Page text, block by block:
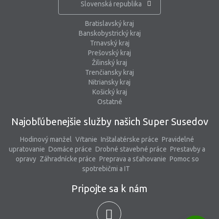
Slovenská republika
Bratislavský kraj
Banskobystrický kraj
Trnavský kraj
Prešovský kraj
Žilinský kraj
Trenčiansky kraj
Nitriansky kraj
Košický kraj
Ostatné
Najobľúbenejšie služby našich Super Susedov
Hodinový manžel Vŕtanie Inštalatérske práce Pravidelné
upratovanie Domáce práce Drobné stavebné práce Prestavby a
opravy Záhradnícke práce Preprava a sťahovanie Pomoc so
spotrebičmi a IT
Pripojte sa k nám